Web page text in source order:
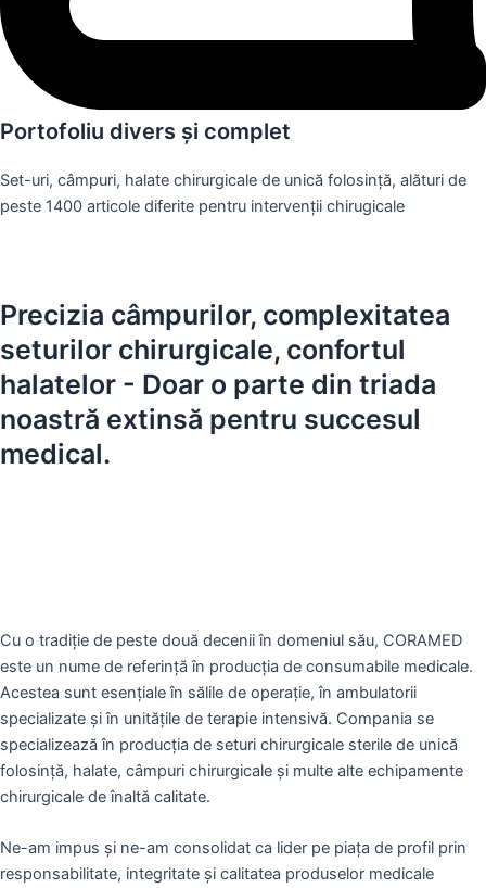
Portofoliu divers și complet
Set-uri, câmpuri, halate chirurgicale de unică folosință, alături de
peste 1400 articole diferite pentru intervenții chirugicale
Precizia câmpurilor, complexitatea
seturilor chirurgicale, confortul
halatelor - Doar o parte din triada
noastră extinsă pentru succesul
medical.
Cu o tradiție de peste două decenii în domeniul său, CORAMED
este un nume de referință în producția de consumabile medicale.
Acestea sunt esențiale în sălile de operație, în ambulatorii
specializate și în unitățile de terapie intensivă. Compania se
specializează în producția de seturi chirurgicale sterile de unică
folosință, halate, câmpuri chirurgicale și multe alte echipamente
chirurgicale de înaltă calitate.
Ne-am impus și ne-am consolidat ca lider pe piața de profil prin
responsabilitate, integritate și calitatea produselor medicale